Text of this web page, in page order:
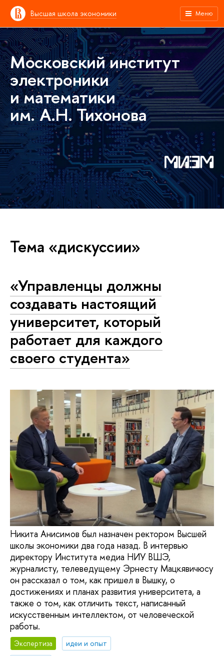
Высшая школа экономики Меню
Московский институт
электроники
и математики
им. А.Н. Тихонова
Тема «дискуссии»
«Управленцы должны
создавать настоящий
университет, который
работает для каждого
своего студента»
Никита Анисимов был назначен ректором Высшей
школы экономики два года назад. В интервью
директору Института медиа НИУ ВШЭ,
журналисту, телеведущему Эрнесту Мацкявичюсу
он рассказал о том, как пришел в Вышку, о
достижениях и планах развития университета, а
также о том, как отличить текст, написанный
искусственным интеллектом, от человеческой
работы.
Экспертиза
идеи и опыт